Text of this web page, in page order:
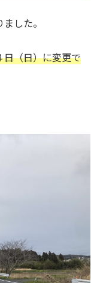
した。
日（日）に変更で